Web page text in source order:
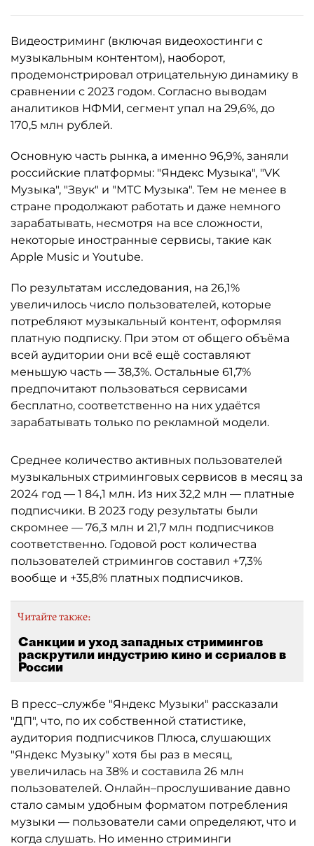
Видеостриминг (включая видеохостинги с
музыкальным контентом), наоборот,
продемонстрировал отрицательную динамику в
сравнении с 2023 годом. Согласно выводам
аналитиков НФМИ, сегмент упал на 29,6%, до
170,5 млн рублей.
Основную часть рынка, а именно 96,9%, заняли
российские платформы: "Яндекс Музыка", "VK
Музыка", "Звук" и "МТС Музыка". Тем не менее в
стране продолжают работать и даже немного
зарабатывать, несмотря на все сложности,
некоторые иностранные сервисы, такие как
Apple Music и Youtube.
По результатам исследования, на 26,1%
увеличилось число пользователей, которые
потребляют музыкальный контент, оформляя
платную подписку. При этом от общего объёма
всей аудитории они всё ещё составляют
меньшую часть — 38,3%. Остальные 61,7%
предпочитают пользоваться сервисами
бесплатно, соответственно на них удаётся
зарабатывать только по рекламной модели.
Среднее количество активных пользователей
музыкальных стриминговых сервисов в месяц за
2024 год — 1 84,1 млн. Из них 32,2 млн — платные
подписчики. В 2023 году результаты были
скромнее — 76,3 млн и 21,7 млн подписчиков
соответственно. Годовой рост количества
пользователей стримингов составил +7,3%
вообще и +35,8% платных подписчиков.
Читайте также:
Санкции и уход западных стримингов
раскрутили индустрию кино и сериалов в
России
В пресс–службе "Яндекс Музыки" рассказали
"ДП", что, по их собственной статистике,
аудитория подписчиков Плюса, слушающих
"Яндекс Музыку" хотя бы раз в месяц,
увеличилась на 38% и составила 26 млн
пользователей. Онлайн–прослушивание давно
стало самым удобным форматом потребления
музыки — пользователи сами определяют, что и
когда слушать. Но именно стриминги